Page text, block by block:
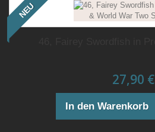
NEU
27,90 €
In den Warenkorb